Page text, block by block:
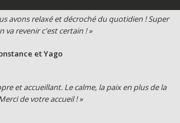
avons relaxé et décroché du quotidien ! Super
va revenir c'est certain ! »
et Yago
et accueillant. Le calme, la paix en plus de la
de votre accueil ! »